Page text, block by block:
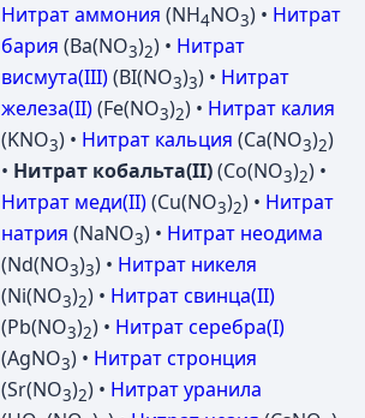
Нитрат аммония (NH4NO3) • Нитрат
бария (Ba(NO3)2) • Нитрат
висмута(III)(BI(NO3)3) • Нитрат
железа(II)(Fe(NO3)2) • Нитрат калия
(KNO3) • Нитрат кальция (Ca(NO3)2)
• Нитрат кобальта(II)(Co(NO3)2) •
Нитрат меди(II)(Cu(NO3)2) • Нитрат
натрия (NaNO3) • Нитрат неодима
(Nd(NO3)3) • Нитрат никеля
(Ni(NO3)2) • Нитрат свинца(II)
(Pb(NO3)2) • Нитрат серебра(I)
(AgNO3) • Нитрат стронция
(Sr(NO3)2) • Нитрат уранила